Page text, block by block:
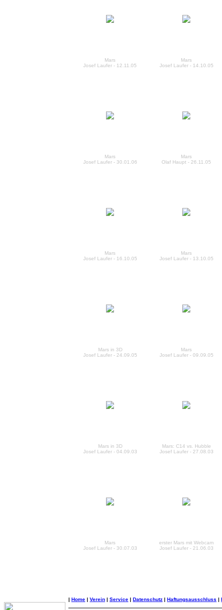
Mars
Josef Laufer - 12.11.05
Mars
Josef Laufer - 14.10.05
Mars
Josef Laufer - 30.01.06
Mars
Olaf Haupt - 26.11.05
Mars
Josef Laufer - 16.10.05
Mars
Josef Laufer - 13.10.05
Mars in 3D
Josef Laufer - 24.09.05
Mars
Josef Laufer - 09.09.05
Mars in 3D
Josef Laufer - 04.09.03
Mars: C14 vs. Hubble
Josef Laufer - 27.08.03
Mars
Josef Laufer - 30.07.03
erster Mars mit Webcam
Josef Laufer - 21.06.03
| Home | Verein | Service | Datenschutz | Haftungsausschluss |